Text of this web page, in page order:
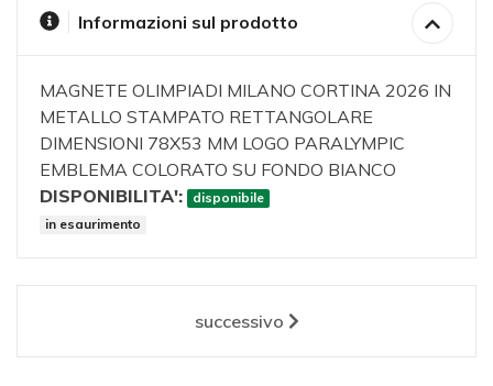
Informazioni sul prodotto
MAGNETE OLIMPIADI MILANO CORTINA 2026 IN
METALLO STAMPATO RETTANGOLARE
DIMENSIONI 78X53 MM LOGO PARALYMPIC
EMBLEMA COLORATO SU FONDO BIANCO
DISPONIBILITA':
disponibile
in esaurimento
successivo